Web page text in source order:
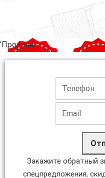
'Продана'
Закажите обратный
спецпредложения,